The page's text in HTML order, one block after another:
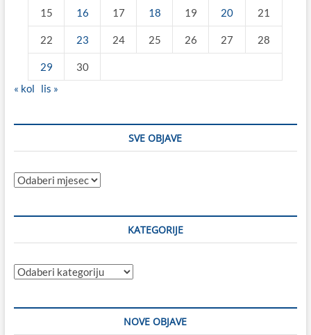
15 16 17 18 19 20 21
22 23 24 25 26 27 28
29
30
« kol
lis »
SVE OBJAVE
Sve
KATEGORIJE
Kategorije
NOVE OBJAVE